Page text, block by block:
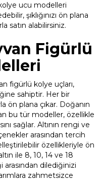
ucu modelleri
şıklığınızı ön plana
satın alabilirsiniz.
Figürlü
figürlü kolye uçları,
sahiptir. Her bir
ön plana çıkar. Doğanın
bu tür modeller, özellikle
sağlar. Altının rengi ve
arasından tercih
özellikleriyle ön
ile 8, 10, 14 ve 18
dilediğinizi
zahmetsizce